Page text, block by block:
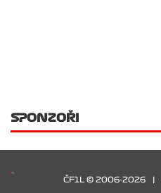
SPONZOŘI
ČF1L © 2006-2026